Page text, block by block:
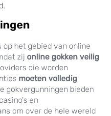
het gebied van online
zij online gokken veilig
die worden
moeten volledig
gokvergunningen bieden
en
om over de hele wereld